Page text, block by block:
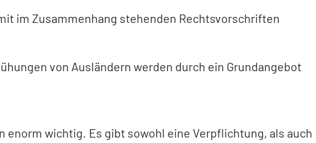
im Zusammenhang stehenden Rechtsvorschriften
von Ausländern werden durch ein Grundangebot
wichtig. Es gibt sowohl eine Verpflichtung, als auch